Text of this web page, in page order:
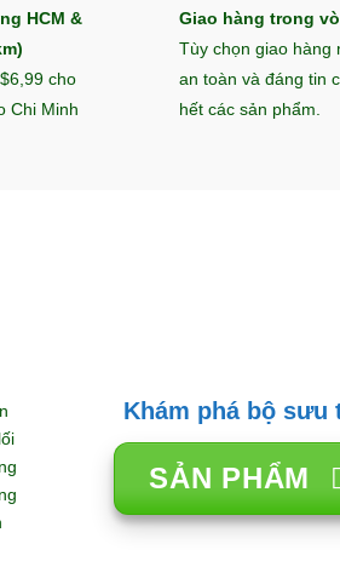
HCM &
cho
Chi Minh
Giao hàng trong
Tùy chọn giao hàng
an toàn và đáng tin
hết các sản phẩm.
Khám phá bộ sưu
SẢN PHẨM